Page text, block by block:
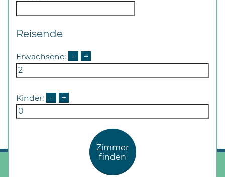
Reisende
Erwachsene: - +
Kinder: - +
Zimmer
finden